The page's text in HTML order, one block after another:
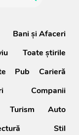
Bani și Afaceri
Toate știrile
Pub
Carieră
Companii
Turism
Auto
Stil